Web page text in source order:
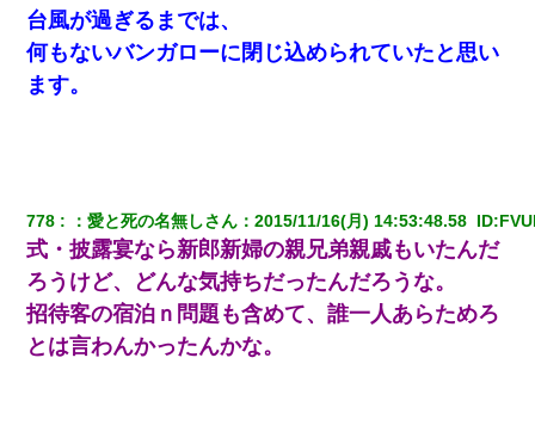
近づいて頭突きをしてきて…
【衝撃】ある工場に配属すると、女の人がみんな退職してしま
う。会社「仕事がハードだし田舎で娯楽も少ないからキツイの
テレワーク上司「会議中はカメラ付けろ！」女社員「え、事前連
絡無しは無理」上司「いいから付けろ！」→
ホテルに泊まったんだけど従業員が最悪だった。折角の旅行で何
故私が怒鳴られなきゃいけなかったのだ
台風が過ぎるまでは、
何もないバンガローに閉じ込められていたと思い
ます。
778 ：愛と死の名無しさん ：2015/11/16(月) 14:53:48.58 ID:
式・披露宴なら新郎新婦の親兄弟親戚もいたんだ
ろうけど、どんな気持ちだったんだろうな。
招待客の宿泊ｎ問題も含めて、誰一人あらためろ
とは言わんかったんかな。